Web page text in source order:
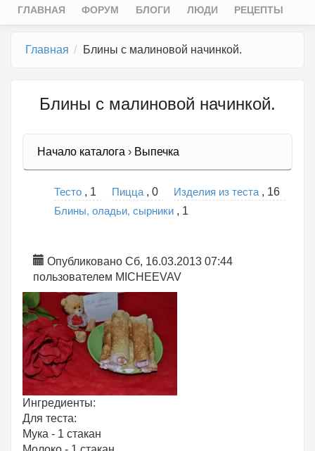
Главное меню
ГЛАВНАЯ ФОРУМ БЛОГИ ЛЮДИ РЕЦЕПТЫ
Главная Блины с малиновой начинкой.
Блины с малиновой начинкой.
Начало каталога › Выпечка
Тесто , 1 Пицца , 0 Изделия из теста , 16
Блины, оладьи, сырники , 1
Опубликовано Сб, 16.03.2013 07:44
пользователем MICHEEVAV
Ингредиенты:
Для теста:
Мука - 1 стакан